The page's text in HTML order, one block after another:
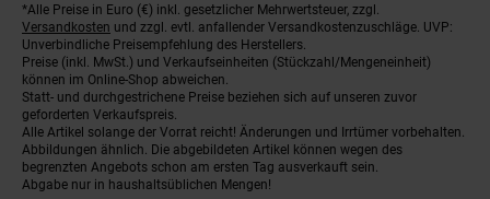
Fußnoten
*Alle Preise in Euro (€) inkl. gesetzlicher Mehrwertsteuer, zzgl.
Versandkosten und zzgl. evtl. anfallender Versandkostenzuschläge. UVP:
Unverbindliche Preisempfehlung des Herstellers.
Preise (inkl. MwSt.) und Verkaufseinheiten (Stückzahl/Mengeneinheit)
können im Online-Shop abweichen.
Statt- und durchgestrichene Preise beziehen sich auf unseren zuvor
geforderten Verkaufspreis.
Alle Artikel solange der Vorrat reicht! Änderungen und Irrtümer vorbehalten.
Abbildungen ähnlich. Die abgebildeten Artikel können wegen des
begrenzten Angebots schon am ersten Tag ausverkauft sein.
Abgabe nur in haushaltsüblichen Mengen!